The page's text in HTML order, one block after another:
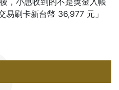
易刷卡新台幣 36,977 元」